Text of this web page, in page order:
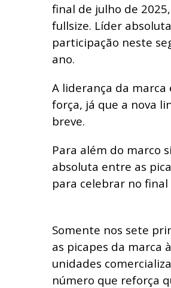
final de julho de
fullsize. Líder
participação neste
ano.
A liderança da
força, já que a nova
breve.
Para além do marco
absoluta entre as
para celebrar no final
Somente nos sete
as picapes da marca
unidades
número que reforça